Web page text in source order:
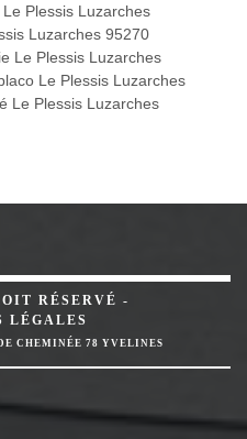
Plessis Luzarches
Luzarches 95270
Le Plessis Luzarches
Le Plessis Luzarches
Le Plessis Luzarches
RÉSERVÉ -
LÉGALES
CHEMINÉE 78 YVELINES